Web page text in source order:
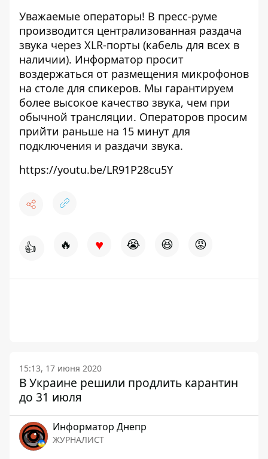
Уважаемые операторы! В пресс-руме
производится централизованная раздача
звука через XLR-порты (кабель для всех в
наличии). Информатор просит
воздержаться от размещения микрофонов
на столе для спикеров. Мы гарантируем
более высокое качество звука, чем при
обычной трансляции. Операторов просим
прийти раньше на 15 минут для
подключения и раздачи звука.
https://youtu.be/LR91P28cu5Y
👍 🔥 ♥ 😭 😆 😡
15:13, 17 июня 2020
В Украине решили продлить карантин
до 31 июля
Информатор Днепр
ЖУРНАЛИСТ